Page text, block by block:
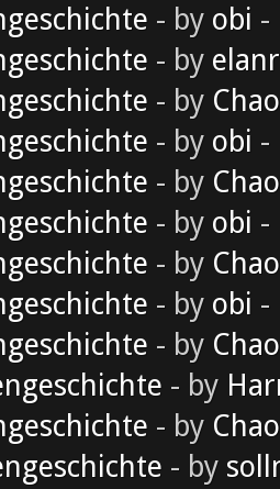
- by obi -
- by
- by
- by obi -
- by
- by obi -
- by
- by obi -
- by
- by
- by
- by